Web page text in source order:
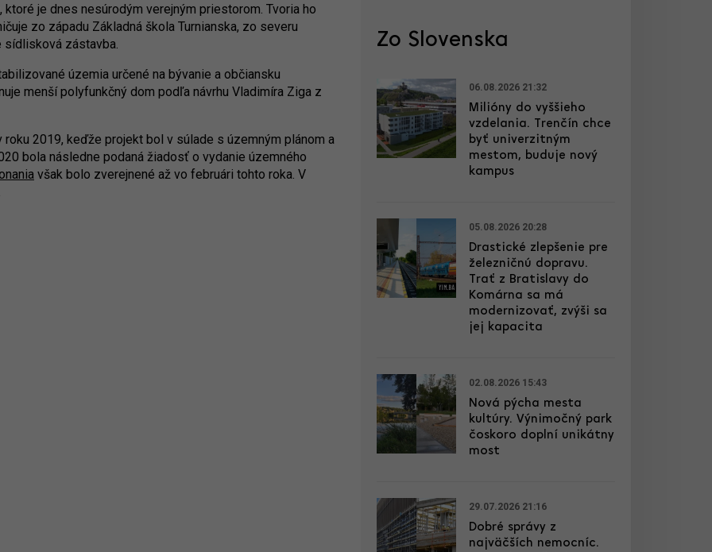
je dnes nesúrodým verejným priestorom. Tvoria ho
zo západu Základná škola Turnianska, zo severu
sídlisková zástavba.
územia určené na bývanie a občiansku
menší polyfunkčný dom podľa návrhu Vladimíra Ziga z
2019, keďže projekt bol v súlade s územným plánom a
bola následne podaná žiadosť o vydanie územného
však bolo zverejnené až vo februári tohto roka. V
Zo Slovenska
06.08.2026 21:32
Milióny do vyššieho
vzdelania. Trenčín chce
byť univerzitným
mestom, buduje nový
kampus
05.08.2026 20:28
Drastické zlepšenie pre
železničnú dopravu.
Trať z Bratislavy do
Komárna sa má
modernizovať, zvýši sa
jej kapacita
02.08.2026 15:43
Nová pýcha mesta
kultúry. Výnimočný park
čoskoro doplní unikátny
most
29.07.2026 21:16
Dobré správy z
najväčších nemocníc.